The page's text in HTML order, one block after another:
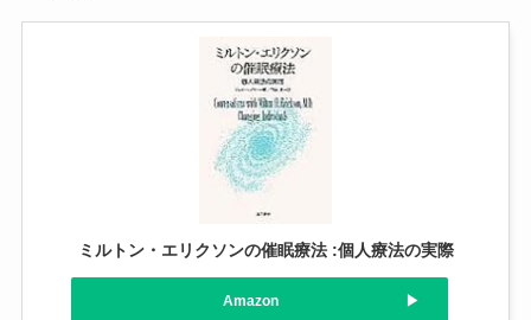
ミルトン・エリクソンの催眠療法 :個人療法の実際
Amazon